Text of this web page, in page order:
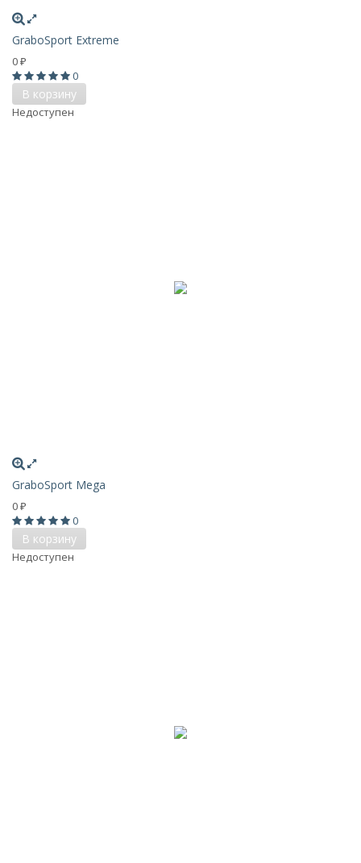
GraboSport Extreme
0 ₽
0
В корзину
Недоступен
GraboSport Mega
0 ₽
0
В корзину
Недоступен